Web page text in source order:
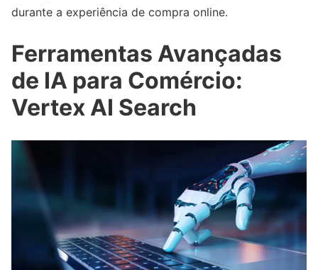
durante a experiência de compra online.
Ferramentas Avançadas
de IA para Comércio:
Vertex AI Search